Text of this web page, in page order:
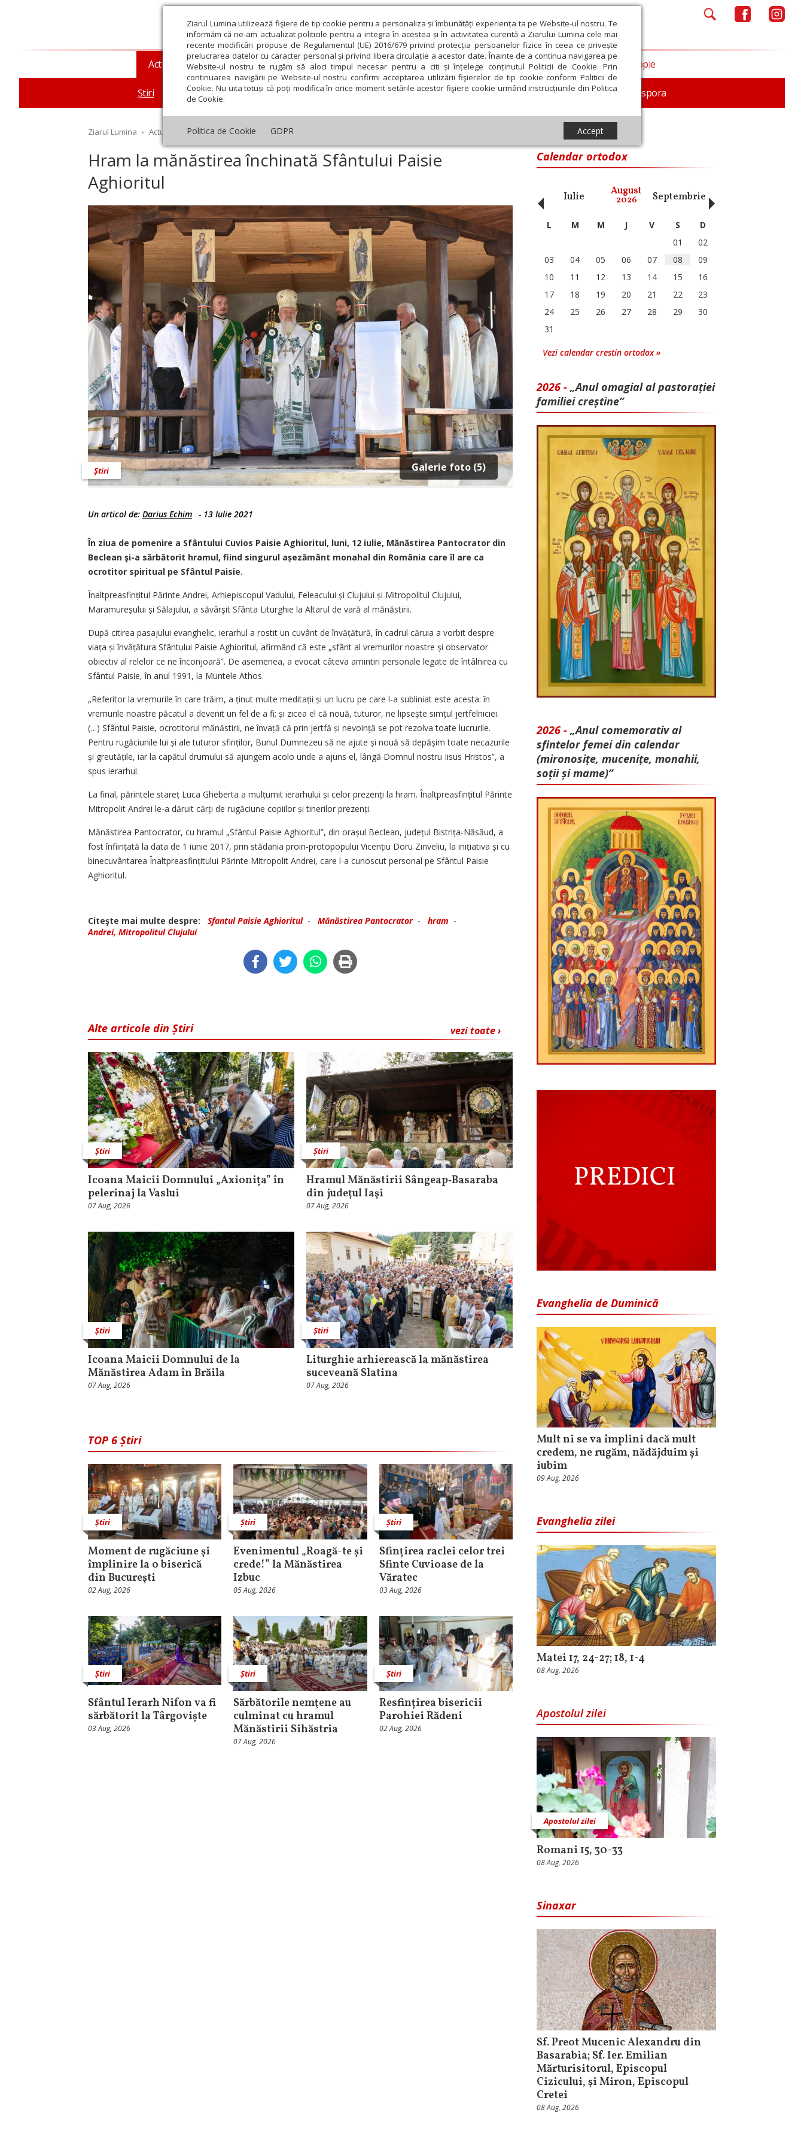
Ziarul Lumina utilizează fişiere de tip cookie pentru a personaliza și îmbunătăți experiența ta pe Website-ul nostru. Te
informăm că ne-am actualizat politicile pentru a integra în acestea și în activitatea curentă a Ziarului Lumina cele mai
recente modificări propuse de Regulamentul (UE) 2016/679 privind protecția persoanelor fizice în ceea ce privește
prelucrarea datelor cu caracter personal și privind libera circulație a acestor date. Înainte de a continua navigarea pe
Website-ul nostru te rugăm să aloci timpul necesar pentru a citi și înțelege conținutul Politicii de Cookie. Prin
continuarea navigării pe Website-ul nostru confirmi acceptarea utilizării fişierelor de tip cookie conform Politicii de
Cookie. Nu uita totuși că poți modifica în orice moment setările acestor fişiere cookie urmând instrucțiunile din Politica
de Cookie.
Politica de Cookie GDPR Accept
Actualitate religioasă
Știri Mesaje și cuvântări An omagial Comunicate de presă Documentar In memoriam Diaspora
Teologie și spiritualitate Educaţie și Cultură Societate Opinii Filantropie
Ziarul Lumina › Actualitate religioasă › Știri › Hram la mănăstirea închinată Sfântului Paisie Aghioritul
Hram la mănăstirea închinată Sfântului Paisie
Aghioritul
Galerie foto (5)
Știri
Un articol de: Darius Echim - 13 Iulie 2021
În ziua de pomenire a Sfântului Cuvios Paisie Aghioritul, luni, 12 iulie, Mănăstirea Pantocrator din
Beclean şi-a sărbătorit hramul, fiind singurul așezământ monahal din România care îl are ca
ocrotitor spiritual pe Sfântul Paisie.
Înaltpreasfințitul Părinte Andrei, Arhiepiscopul Vadului, Feleacului și Clujului și Mitropolitul Clujului,
Maramureșului și Sălajului, a săvârşit Sfânta Liturghie la Altarul de vară al mănăstirii.
După citirea pasajului evanghelic, ierarhul a rostit un cuvânt de învățătură, în cadrul căruia a vorbit despre
viața și învățătura Sfântului Paisie Aghioritul, afirmând că este „sfânt al vremurilor noastre și observator
obiectiv al relelor ce ne înconjoară”. De asemenea, a evocat câteva amintiri personale legate de întâlnirea cu
Sfântul Paisie, în anul 1991, la Muntele Athos.
„Referitor la vremurile în care trăim, a ținut multe meditații și un lucru pe care l-a subliniat este acesta: în
vremurile noastre păcatul a devenit un fel de a fi; și zicea el că nouă, tuturor, ne lipsește simțul jertfelniciei.
(…) Sfântul Paisie, ocrotitorul mănăstirii, ne învață că prin jertfă și nevoință se pot rezolva toate lucrurile.
Pentru rugăciunile lui și ale tuturor sfinților, Bunul Dumnezeu să ne ajute și nouă să depășim toate necazurile
și greutățile, iar la capătul drumului să ajungem acolo unde a ajuns el, lângă Domnul nostru Iisus Hristos”, a
spus ierarhul.
La final, părintele stareț Luca Gheberta a mulțu­mit ierarhului și celor prezenți la hram. Înaltprea­sfinţitul Părinte
Mitropolit Andrei le-a dăruit cărți de rugăciune copiilor și tinerilor prezenți.
Mănăstirea Pantocrator, cu hramul „Sfântul Paisie Aghioritul”, din orașul Beclean, județul Bistrița-Năsăud, a
fost înființată la data de 1 iunie 2017, prin stădania proin-protopopului Vicențiu Doru Zinveliu, la inițiativa și cu
binecuvântarea Înaltpreasfințitului Părinte Mitropolit Andrei, care l-a cunoscut personal pe Sfântul Paisie
Aghioritul.
Citeşte mai multe despre: Sfantul Paisie Aghioritul- Mănăstirea Pantocrator- hram -
Andrei, Mitropolitul Clujului
vezi toate ›
Alte articole din Știri
Știri
Icoana Maicii Domnului „Axionița” în
pelerinaj la Vaslui
07 Aug, 2026
Știri
Hramul Mănăstirii Sângeap‑Basaraba
din judeţul Iaşi
07 Aug, 2026
Știri
Icoana Maicii Domnului de la
Mănăstirea Adam în Brăila
07 Aug, 2026
Știri
Liturghie arhierească la mănăstirea
suceveană Slatina
07 Aug, 2026
TOP 6 Știri
Știri
Moment de rugăciune şi
împlinire la o biserică
din Bucureşti
02 Aug, 2026
Știri
Evenimentul „Roagă-te și
crede!” la Mănăstirea
Izbuc
05 Aug, 2026
Știri
Sfințirea raclei celor trei
Sfinte Cuvioase de la
Văratec
03 Aug, 2026
Știri
Sfântul Ierarh Nifon va fi
sărbătorit la Târgoviște
03 Aug, 2026
Știri
Sărbătorile nemţene au
culminat cu hramul
Mănăstirii Sihăstria
07 Aug, 2026
Știri
Resfințirea bisericii
Parohiei Rădeni
02 Aug, 2026
Calendar ortodox
Octombrie Iulie August
2026 Septembrie Octombrie
‹ L M M J V S
D
01
02
03
04 05 06 07 08
09
10
11 12 13 14 15
16
17
18 19 20 21 22
23
24
25 26 27 28 29
30
31
Vezi calendar crestin ortodox »
2026 - „Anul omagial al pastorației
familiei creștine”
2026 - „Anul comemorativ al
sfintelor femei din calendar
(mironosițe, mu­cenițe, monahii,
soții și mame)”
Evanghelia de Duminică
Mult ni se va împlini dacă mult
credem, ne rugăm, nădăjduim și
iubim
09 Aug, 2026
Evanghelia zilei
Matei 17, 24-27; 18, 1-4
08 Aug, 2026
Apostolul zilei
Apostolul zilei
Romani 15, 30-33
08 Aug, 2026
Sinaxar
Sf. Preot Mucenic Alexandru din
Basarabia; Sf. Ier. Emilian
Mărturisitorul, Episcopul
Cizicului, şi Miron, Episcopul
Cretei
08 Aug, 2026